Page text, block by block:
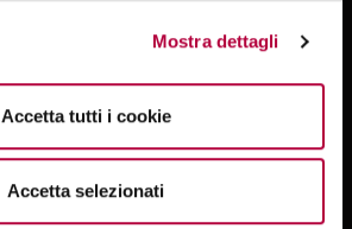
Mostra dettagli
Accetta tutti i cookie
Accetta selezionati
con QRCode
personalizzabile